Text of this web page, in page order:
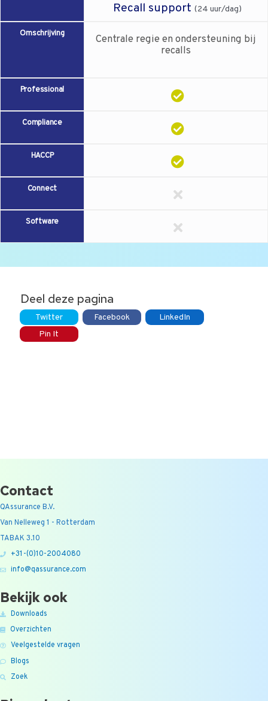
Recall support (24 uur/dag)
Omschrijving
Centrale regie en ondersteuning bij
recalls
Professional
Compliance
HACCP
Connect
Software
Deel deze pagina
Twitter Facebook
LinkedIn
Pin It
Contact
QAssurance B.V.
Van Nelleweg 1 - Rotterdam
TABAK 3.10
+31-(0)10-2004080
info@qassurance.com
Bekijk ook
Downloads
Overzichten
Veelgestelde vragen
Blogs
Zoek